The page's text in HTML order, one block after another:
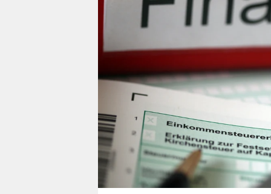
veranstaltungen
shop
fragen & hilfe
unterstützen
abo
genossenschaft